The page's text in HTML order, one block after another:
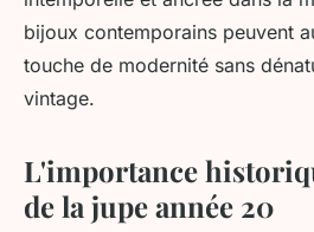
bijoux contemporains peuvent
touche de modernité sans
vintage.
L'importance
de la jupe année 20